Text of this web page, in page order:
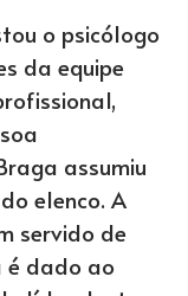
o psicólogo
da equipe
assumiu
elenco. A
servido de
é dado ao